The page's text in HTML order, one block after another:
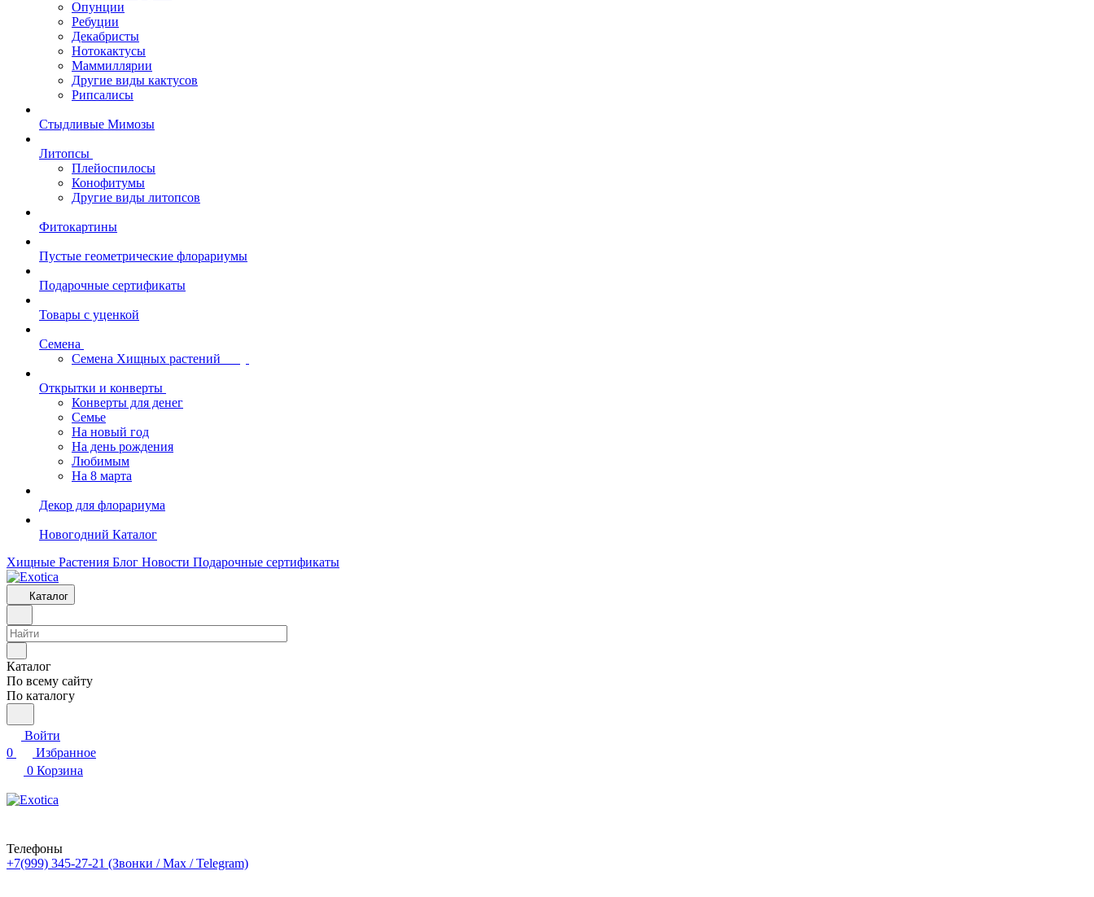
Опунции
Ребуции
Декабристы
Нотокактусы
Маммиллярии
Другие виды кактусов
Рипсалисы
Стыдливые Мимозы
Литопсы
Плейоспилосы
Конофитумы
Другие виды литопсов
Фитокартины
Пустые геометрические флорариумы
Подарочные сертификаты
Товары с уценкой
Семена
Семена Хищных растений
Открытки и конверты
Конверты для денег
Семье
На новый год
На день рождения
Любимым
На 8 марта
Декор для флорариума
Новогодний Каталог
Хищные Растения Блог Новости Подарочные сертификаты
Каталог
Каталог
По всему сайту
По каталогу
Войти
0
Избранное
0 Корзина
Телефоны
+7(999) 345-27-21 (Звонки / Max / Telegram)